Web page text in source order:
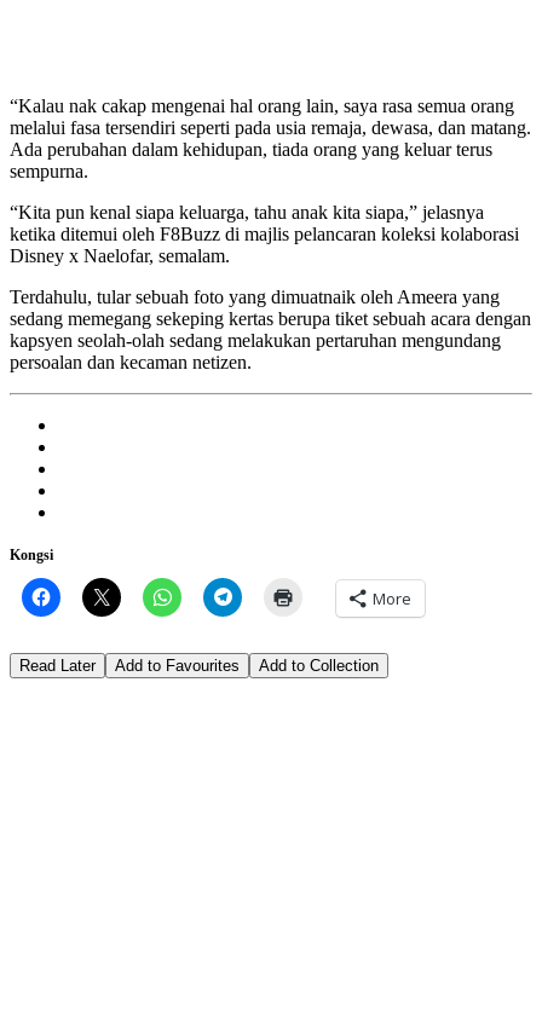
“Kalau nak cakap mengenai hal orang lain, saya rasa semua orang
melalui fasa tersendiri seperti pada usia remaja, dewasa, dan matang.
Ada perubahan dalam kehidupan, tiada orang yang keluar terus
sempurna.
“Kita pun kenal siapa keluarga, tahu anak kita siapa,” jelasnya
ketika ditemui oleh F8Buzz di majlis pelancaran koleksi kolaborasi
Disney x Naelofar, semalam.
Terdahulu, tular sebuah foto yang dimuatnaik oleh Ameera yang
sedang memegang sekeping kertas berupa tiket sebuah acara dengan
kapsyen seolah-olah sedang melakukan pertaruhan mengundang
persoalan dan kecaman netizen.
Kongsi
More
Read Later Add to Favourites Add to Collection